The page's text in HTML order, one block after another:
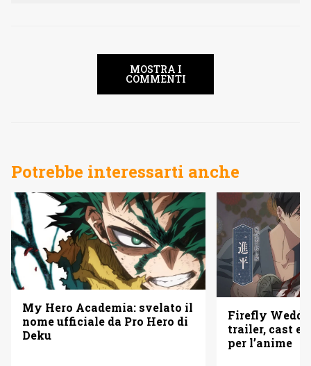
MOSTRA I
COMMENTI
Potrebbe interessarti anche
My Hero Academia: svelato il
nome ufficiale da Pro Hero di
Deku
Firefly
trailer, cast e
per l’anime